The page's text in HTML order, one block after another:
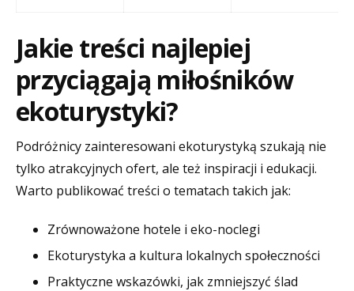
Jakie treści najlepiej
przyciągają miłośników
ekoturystyki?
Podróżnicy zainteresowani ekoturystyką szukają nie
tylko atrakcyjnych ofert, ale też inspiracji i edukacji.
Warto publikować treści o tematach takich jak:
Zrównoważone hotele i eko-noclegi
Ekoturystyka a kultura lokalnych społeczności
Praktyczne wskazówki, jak zmniejszyć ślad